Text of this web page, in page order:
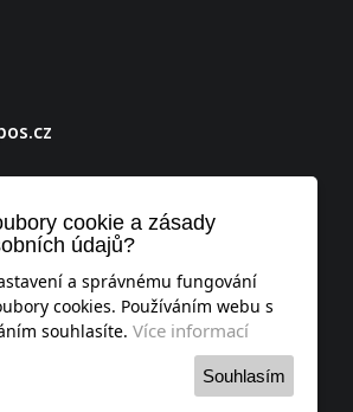
cookie a zásady
údajů?
a správnému fungování
cookies. Používáním webu s
souhlasíte. Více informací
Souhlasím
účtu: 276478195/0300
s.r.o., všechna práva vyhrazena
s.r.o.
Benešov 256 01, IČO: 052 53 951
vedeného u Městského soudu v Praze,